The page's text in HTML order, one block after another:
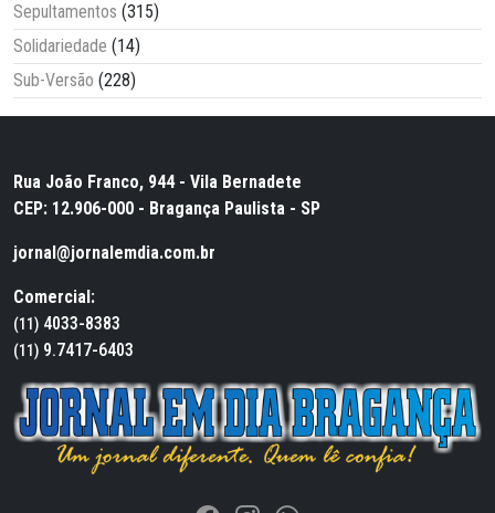
Sepultamentos (315)
Solidariedade (14)
Sub-Versão (228)
Rua João Franco, 944 - Vila Bernadete
CEP: 12.906-000 - Bragança Paulista - SP
jornal@jornalemdia.com.br
Comercial:
(11) 4033-8383
(11) 9.7417-6403